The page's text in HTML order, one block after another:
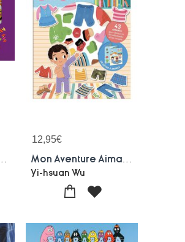
12,95€
Yi-hsuan Wu